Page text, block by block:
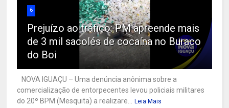
6
Prejuízo ao tráfico: PM apreende mais
de 3 mil sacolés de cocaína no Buraco
do Boi
NOVA IGUAÇU – Uma denúncia anônima sobre a
comercialização de entorpecentes levou policiais militares
do 20º BPM (Mesquita) a realizare...
Leia Mais